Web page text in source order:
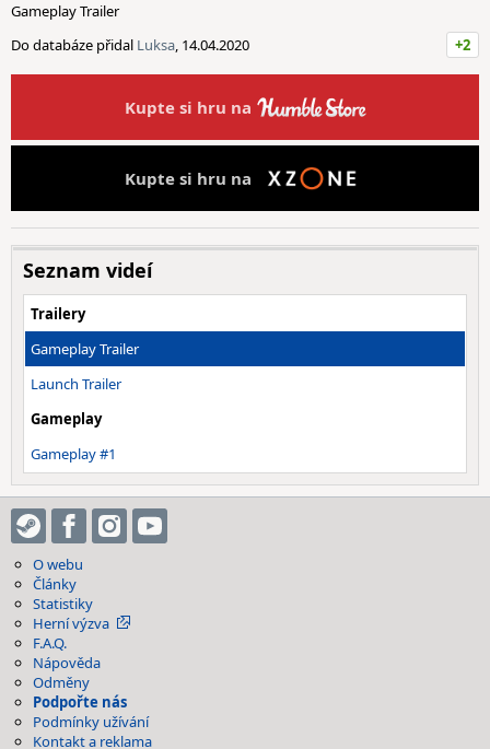
Gameplay Trailer
Do databáze přidal Luksa, 14.04.2020 +2
Kupte si hru na
Kupte si hru na
Seznam videí
Trailery
Gameplay Trailer
Launch Trailer
Gameplay
Gameplay #1
O webu
Články
Statistiky
Herní výzva
F.A.Q.
Nápověda
Odměny
Podpořte nás
Podmínky užívání
Kontakt a reklama